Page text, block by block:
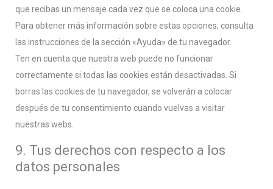
que recibas un mensaje cada vez que se coloca una cookie.
Para obtener más información sobre estas opciones, consulta
las instrucciones de la sección «Ayuda» de tu navegador.
Ten en cuenta que nuestra web puede no funcionar
correctamente si todas las cookies están desactivadas. Si
borras las cookies de tu navegador, se volverán a colocar
después de tu consentimiento cuando vuelvas a visitar
nuestras webs.
9. Tus derechos con respecto a los
datos personales